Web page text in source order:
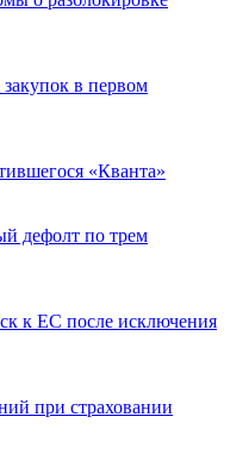
в первом
«Кванта»
дефолт по трем
к ЕС после исключения
при страховании